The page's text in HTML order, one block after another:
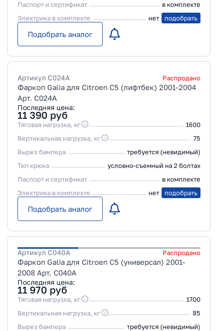
Паспорт и сертификат
в комплекте
Электрика в комплекте
нет подобрать
Подобрать аналог
Артикул C024A Распродано
Фаркоп Galia для Citroen C5 (лифтбек) 2001-2004
Арт. C024A
Последняя цена:
11 390 руб
Тяговая нагрузка, кг
1600
Вертикальная нагрузка, кг
75
Вырез бампера
требуется (невидимый)
Тип крюка
условно-съемный на 2 болтах
Паспорт и сертификат
в комплекте
Электрика в комплекте
нет подобрать
Подобрать аналог
Артикул C040A Распродано
Фаркоп Galia для Citroen C5 (универсал) 2001-
2008 Арт. C040A
Последняя цена:
11 970 руб
Тяговая нагрузка, кг
1700
Вертикальная нагрузка, кг
85
Вырез бампера
требуется (невидимый)